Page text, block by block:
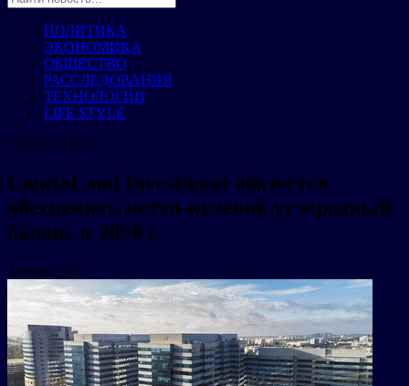
ПОЛИТИКА
ЭКОНОМИКА
ОБЩЕСТВО
РАССЛЕДОВАНИЯ
ТЕХНОЛОГИИ
LIFE STYLE
ОБЩЕСТВО
CapitaLand Investment обязуется
обеспечить нетто-нулевой углеродный
баланс к 2050 г.
3 июня 2022